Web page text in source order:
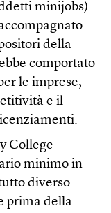
minijobs).
della
comportato
le imprese,
e il
College
minimo in
diverso.
prima della